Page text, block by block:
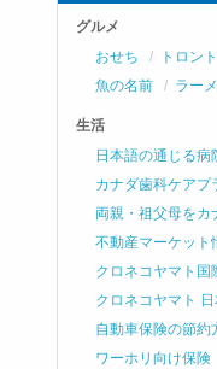
グルメ
おせち
トロン
魚の名前
ラー
生活
日本語の通じる病
カナダ歯科ケアプ
両親・祖父母をカ
不動産マーケット
クロネコヤマト国
クロネコヤマト
自動車保険の節約
ワーホリ向け保険